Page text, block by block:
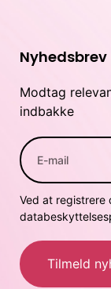
Nyhedsbrev
Modtag
indbakke
Ved at registrere
Tilmeld